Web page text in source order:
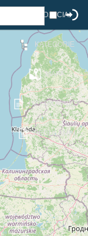
ZDJĘCIA
KATEGORIE
MAPA
UŻYTKOWNICY
REGULAMIN